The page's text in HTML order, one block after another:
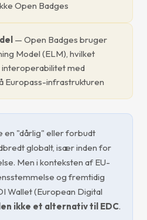
Open Badges
— Open Badges bruger
Model (ELM), hvilket
med
Europass-infrastrukturen
en "dårlig" eller forbudt
globalt, især inden for
Men i konteksten af EU-
og fremtidig
Wallet (European Digital
ikke et alternativ til EDC.